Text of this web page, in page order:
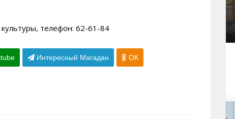
телефон: 62-61-84
Интересный Магадан ОК